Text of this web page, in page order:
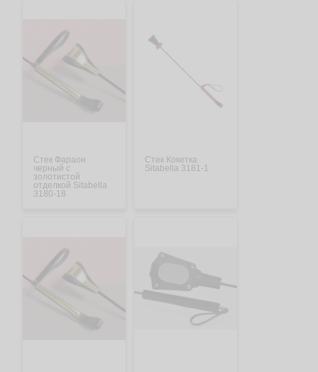
Стек Фараон
черный с
золотистой
отделкой Sitabella
3180-18
Стек Кокетка
Sitabella 3181-1